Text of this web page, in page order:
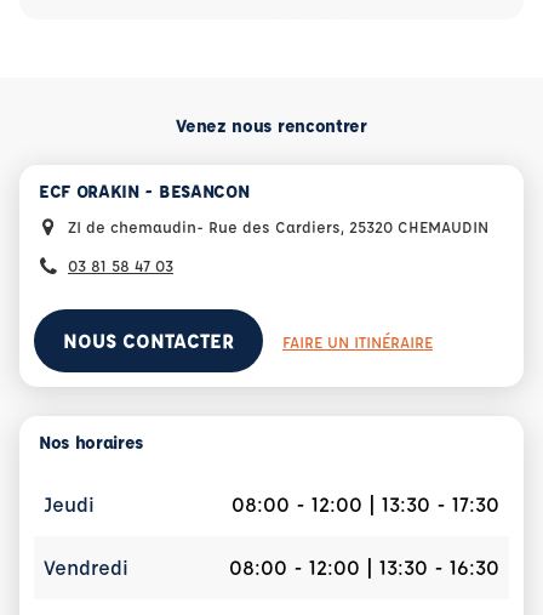
Venez nous rencontrer
ECF ORAKIN - BESANCON
ZI de chemaudin- Rue des Cardiers, 25320 CHEMAUDIN
03 81 58 47 03
NOUS CONTACTER FAIRE UN ITINÉRAIRE
Nos horaires
Jeudi 08:00 - 12:00 | 13:30 - 17:30
Vendredi 08:00 - 12:00 | 13:30 - 16:30